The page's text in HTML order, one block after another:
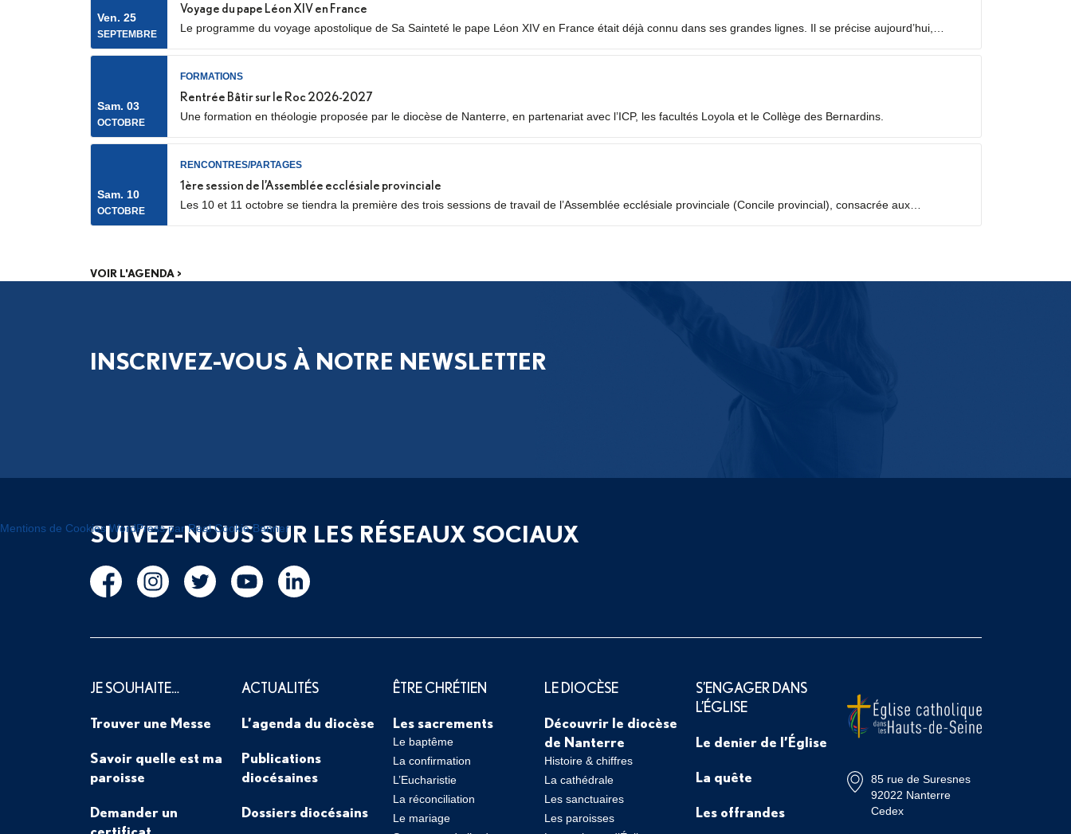
Ven. 25
SEPTEMBRE
Voyage du pape Léon XIV en France
Le programme du voyage apostolique de Sa Sainteté le pape Léon XIV en France était déjà connu dans ses grandes lignes. Il se précise aujourd’hui,
Sam. 03
OCTOBRE
FORMATIONS
Rentrée Bâtir sur le Roc 2026-2027
Une formation en théologie proposée par le diocèse de Nanterre, en partenariat avec l’ICP, les facultés Loyola et le Collège des Bernardins.
Sam. 10
OCTOBRE
RENCONTRES/PARTAGES
1ère session de l’Assemblée ecclésiale provinciale
Les 10 et 11 octobre se tiendra la première des trois sessions de travail de l’Assemblée ecclésiale provinciale (Concile provincial), consacrée aux
VOIR L'AGENDA >
INSCRIVEZ-VOUS À NOTRE NEWSLETTER
SUIVEZ-NOUS SUR LES RÉSEAUX SOCIAUX
JE SOUHAITE…
Trouver une Messe
Savoir quelle est ma
paroisse
Demander un
certificat
ACTUALITÉS
L’agenda du diocèse
Publications
diocésaines
Dossiers diocésains
ÊTRE CHRÉTIEN
Les sacrements
Le baptême
La confirmation
L’Eucharistie
La réconciliation
Le mariage
LE DIOCÈSE
Découvrir le diocèse
de Nanterre
Histoire & chiffres
La cathédrale
Les sanctuaires
Les paroisses
S’ENGAGER DANS
L’ÉGLISE
Le denier de l’Église
La quête
Les offrandes
85 rue de Suresnes
92022 Nanterre
Cedex
Mentions de Cookies WordPress par Real Cookie Banner